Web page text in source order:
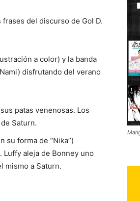
frases del discurso de Gol D.
a color) y la banda
disfrutando del verano
patas venenosas. Los
Saturn.
su forma de “Nika”)
Luffy aleja de Bonney uno
mismo a Saturn.